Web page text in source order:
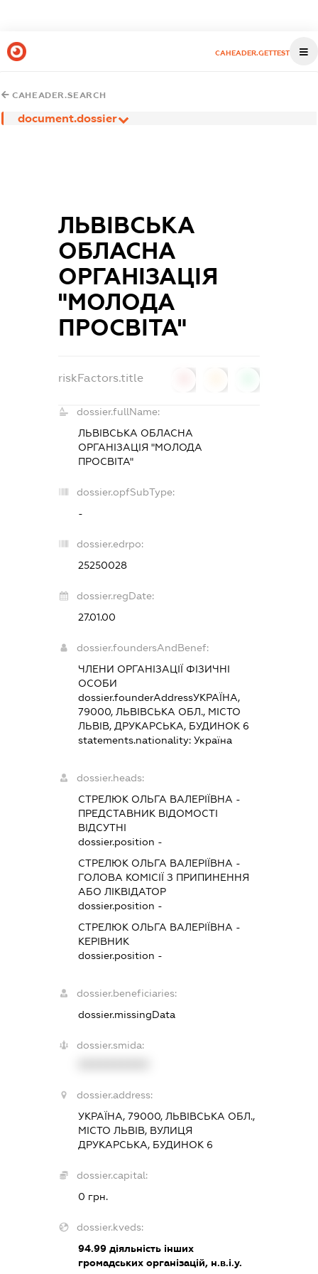
CAHEADER.GETTEST
CAHEADER.SEARCH
document.dossier
ЛЬВІВСЬКА
ОБЛАСНА
ОРГАНІЗАЦІЯ
"МОЛОДА
ПРОСВІТА"
riskFactors.title
dossier.fullName:
ЛЬВІВСЬКА ОБЛАСНА
ОРГАНІЗАЦІЯ "МОЛОДА
ПРОСВІТА"
dossier.opfSubType:
-
dossier.edrpo:
25250028
dossier.regDate:
27.01.00
dossier.foundersAndBenef:
ЧЛЕНИ ОРГАНІЗАЦІЇ ФІЗИЧНІ
ОСОБИ
dossier.founderAddressУКРАЇНА,
79000, ЛЬВІВСЬКА ОБЛ., МІСТО
ЛЬВІВ, ДРУКАРСЬКА, БУДИНОК 6
statements.nationality: Україна
dossier.heads:
СТРЕЛЮК ОЛЬГА ВАЛЕРІЇВНА -
ПРЕДСТАВНИКВІДОМОСТІ
ВІДСУТНІ
dossier.position -
СТРЕЛЮК ОЛЬГА ВАЛЕРІЇВНА -
ГОЛОВА КОМІСІЇ З ПРИПИНЕННЯ
АБО ЛІКВІДАТОР
dossier.position -
СТРЕЛЮК ОЛЬГА ВАЛЕРІЇВНА -
КЕРІВНИК
dossier.position -
dossier.beneficiaries:
dossier.missingData
dossier.smida:
dossier.address:
УКРАЇНА, 79000, ЛЬВІВСЬКА ОБЛ.,
МІСТО ЛЬВІВ, ВУЛИЦЯ
ДРУКАРСЬКА, БУДИНОК 6
dossier.capital:
0 грн.
dossier.kveds:
94.99діяльність інших
громадських організацій, н.в.і.у.